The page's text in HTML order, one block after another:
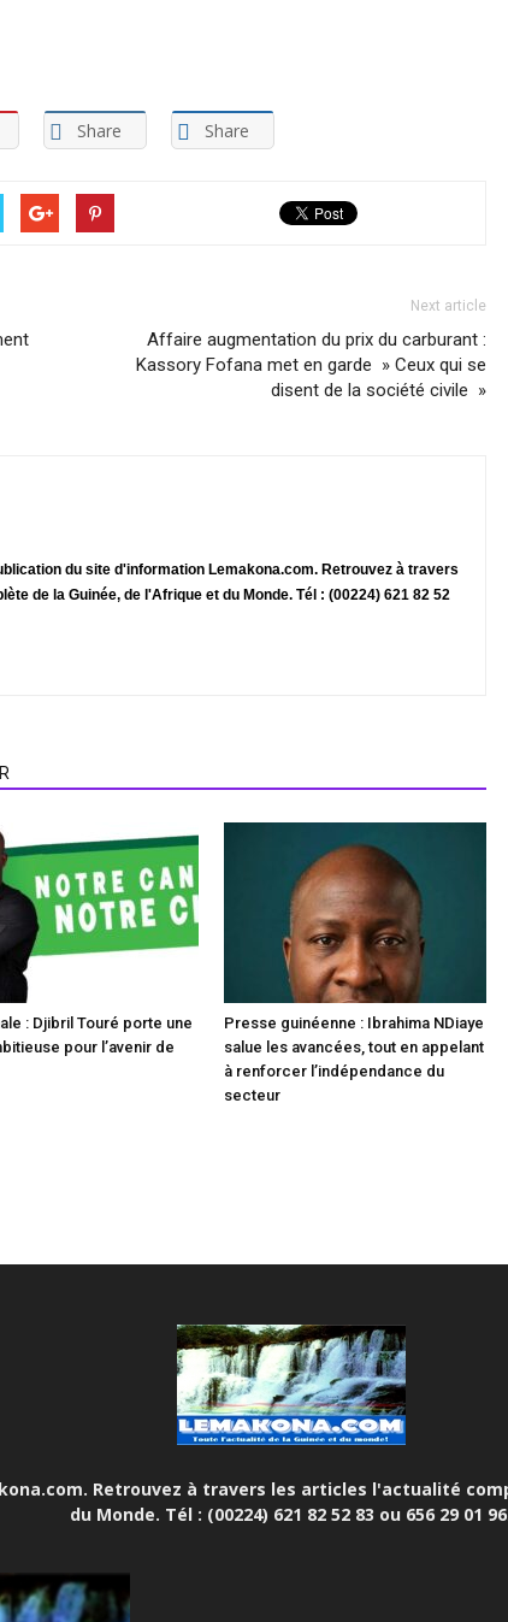
Share Share
Next article
Affaire augmentation du prix du carburant :
Kassory Fofana met en garde » Ceux qui se
disent de la société civile »
du site d'information Lemakona.com. Retrouvez à travers
de la Guinée, de l'Afrique et du Monde. Tél : (00224) 621 82 52
: Djibril Touré porte une
pour l’avenir de
Presse guinéenne : Ibrahima NDiaye
salue les avancées, tout en appelant
à renforcer l’indépendance du
secteur
Retrouvez à travers les articles l'actualité
du Monde. Tél : (00224) 621 82 52 83 ou 656 29 01